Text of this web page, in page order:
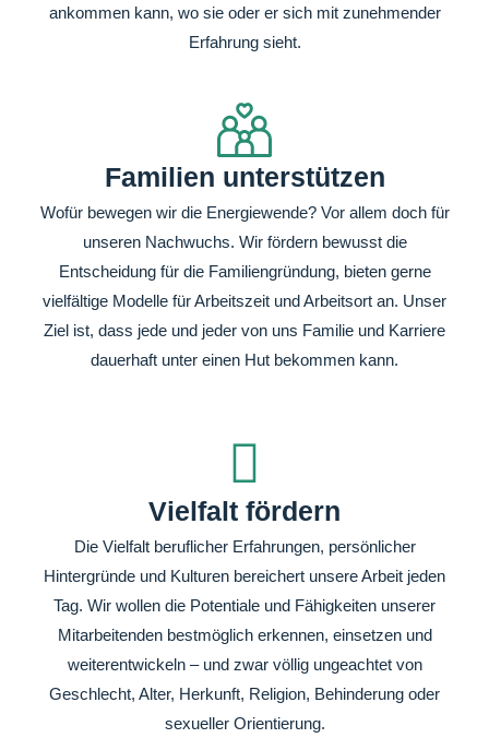
ankommen kann, wo sie oder er sich mit zunehmender
Erfahrung sieht.
Familien unterstützen
Wofür bewegen wir die Energiewende? Vor allem doch für
unseren Nachwuchs. Wir fördern bewusst die
Entscheidung für die Familiengründung, bieten gerne
vielfältige Modelle für Arbeitszeit und Arbeitsort an. Unser
Ziel ist, dass jede und jeder von uns Familie und Karriere
dauerhaft unter einen Hut bekommen kann.
Vielfalt fördern
Die Vielfalt beruflicher Erfahrungen, persönlicher
Hintergründe und Kulturen bereichert unsere Arbeit jeden
Tag. Wir wollen die Potentiale und Fähigkeiten unserer
Mitarbeitenden bestmöglich erkennen, einsetzen und
weiterentwickeln – und zwar völlig ungeachtet von
Geschlecht, Alter, Herkunft, Religion, Behinderung oder
sexueller Orientierung.